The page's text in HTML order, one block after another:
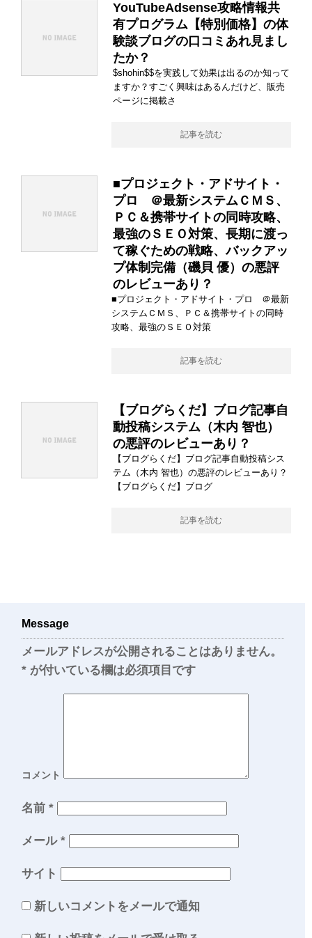
YouTubeAdsense攻略情報共
有プログラム【特別価格】の体
験談ブログの口コミあれ見まし
たか？
$shohin$$を実践して効果は出るのか知って
ますか？すごく興味はあるんだけど、販売
ページに掲載さ
記事を読む
■プロジェクト・アドサイト・
プロ ＠最新システムＣＭＳ、
ＰＣ＆携帯サイトの同時攻略、
最強のＳＥＯ対策、長期に渡っ
て稼ぐための戦略、バックアッ
プ体制完備（磯貝 優）の悪評
のレビューあり？
■プロジェクト・アドサイト・プロ ＠最新
システムＣＭＳ、ＰＣ＆携帯サイトの同時
攻略、最強のＳＥＯ対策
記事を読む
【ブログらくだ】ブログ記事自
動投稿システム（木内 智也）
の悪評のレビューあり？
【ブログらくだ】ブログ記事自動投稿シス
テム（木内 智也）の悪評のレビューあり？
【ブログらくだ】ブログ
記事を読む
Message
メールアドレスが公開されることはありません。
* が付いている欄は必須項目です
コメント
名前 *
メール *
サイト
新しいコメントをメールで通知